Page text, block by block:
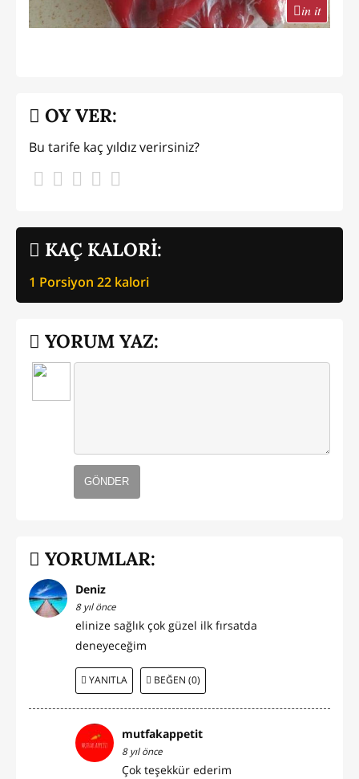
in it
KAÇ KALORİ:
1 Porsiyon 22 kalori
OY VER:
Bu tarife kaç yıldız verirsiniz?
YORUM YAZ:
GÖNDER
YORUMLAR:
Deniz
8 yıl önce
elinize sağlık çok güzel ilk fırsatda
deneyeceğim
YANITLA BEĞEN (0)
mutfakappetit
8 yıl önce
Çok teşekkür ederim